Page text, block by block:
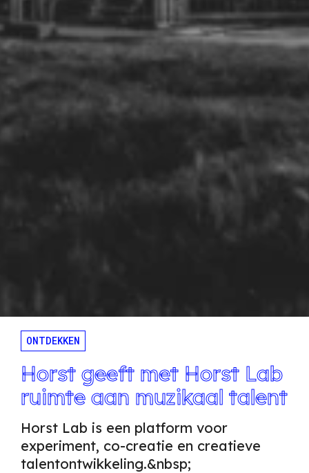
ONTDEKKEN
Horst geeft met Horst Lab
ruimte aan muzikaal talent
Horst Lab is een platform voor
experiment, co-creatie en creatieve
talentontwikkeling.&nbsp;